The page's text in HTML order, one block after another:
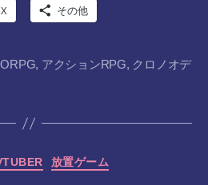
X その他
, アクションRPG, クロノオデ
カ
放置ゲーム